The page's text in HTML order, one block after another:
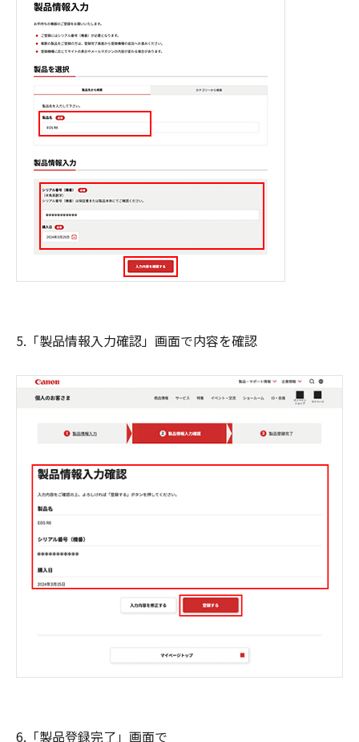
5.「製品情報入力確認」画面で内容を確認
6.「製品登録完了」画面で